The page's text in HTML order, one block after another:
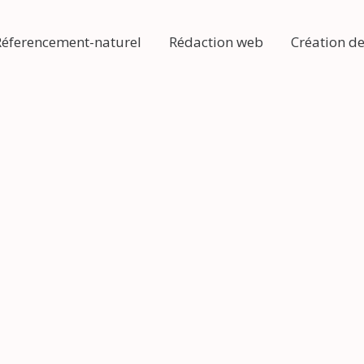
naturel Rédaction web Création